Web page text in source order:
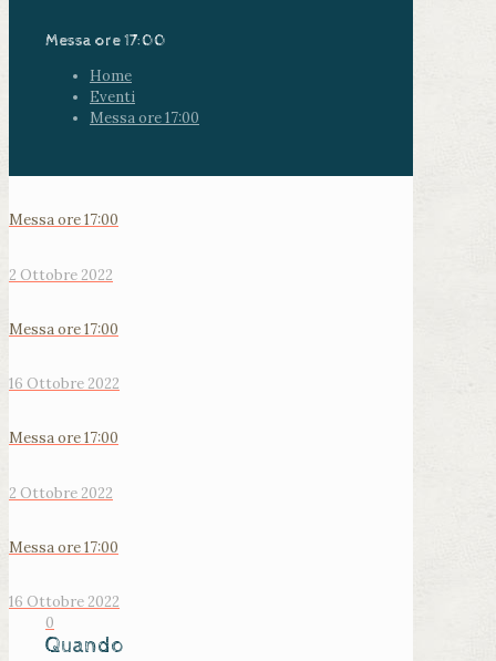
Messa ore 17:00
Home
Eventi
Messa ore 17:00
Messa ore 17:00
2 Ottobre 2022
Messa ore 17:00
16 Ottobre 2022
Messa ore 17:00
2 Ottobre 2022
Messa ore 17:00
16 Ottobre 2022
0
Quando